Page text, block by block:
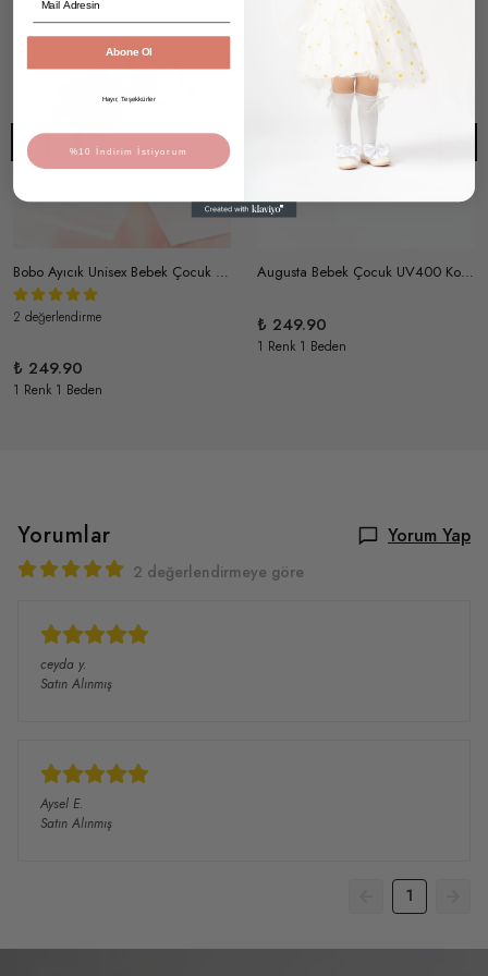
Bobo Ayıcık Unisex Bebek Çocuk UV400 Korumalı İskandinav Güneş Gözlüğü ve Saklama Kabı 1-4 Yaş Siyah
2 değerlendirme
₺ 249.90
1 Renk 1 Beden
Augusta Bebek Çocuk UV400 Korumalı Güneş Gözlüğü ve Saklama Kabı 1-4 Yaş (Hardal)
₺ 249.90
1 Renk 1 Beden
Yorumlar Yorum Yap
2 değerlendirmeye göre
ceyda y.
Satın Alınmış
Aysel E.
Satın Alınmış
1
Abone Ol
Hayır, Teşekkürler
%10 İndirim İstiyorum